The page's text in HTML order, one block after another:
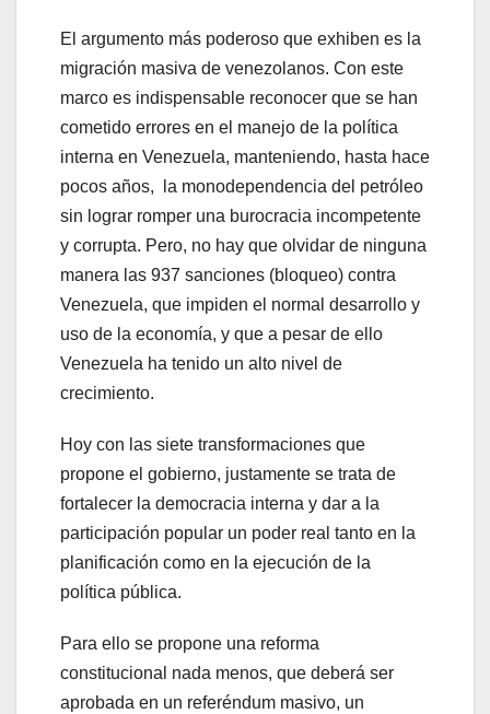
El argumento más poderoso que exhiben es la
migración masiva de venezolanos. Con este
marco es indispensable reconocer que se han
cometido errores en el manejo de la política
interna en Venezuela, manteniendo, hasta hace
pocos años, la monodependencia del petróleo
sin lograr romper una burocracia incompetente
y corrupta. Pero, no hay que olvidar de ninguna
manera las 937 sanciones (bloqueo) contra
Venezuela, que impiden el normal desarrollo y
uso de la economía, y que a pesar de ello
Venezuela ha tenido un alto nivel de
crecimiento.
Hoy con las siete transformaciones que
propone el gobierno, justamente se trata de
fortalecer la democracia interna y dar a la
participación popular un poder real tanto en la
planificación como en la ejecución de la
política pública.
Para ello se propone una reforma
constitucional nada menos, que deberá ser
aprobada en un referéndum masivo, un